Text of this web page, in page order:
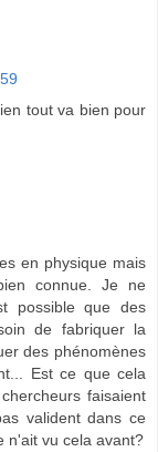
tout va bien pour
en physique mais
connue. Je ne
possible que des
de fabriquer la
des phénomènes
Est ce que cela
faisaient
valident dans ce
n'ait vu cela avant?